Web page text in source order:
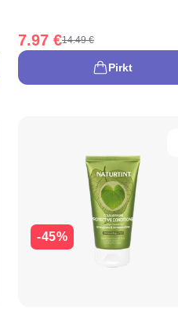
7.97 €14.49 €
Pirkt
-45%